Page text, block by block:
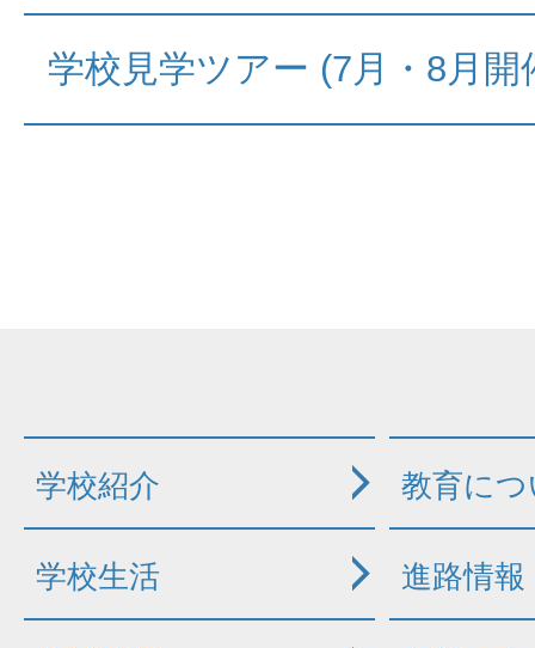
学校見学ツアー (7月・8月開
学校紹介 教育に
学校生活 進路情報